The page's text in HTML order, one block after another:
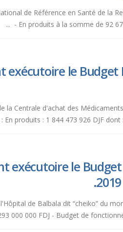
de Référence en Santé de la
- En produits à la somme de 92
le Budget
Centrale d'achat des
En produits : 1 844 473 926 DJF dont
exécutoire le
de Balbala dit “cheiko” du
000 000 FDJ - Budget de